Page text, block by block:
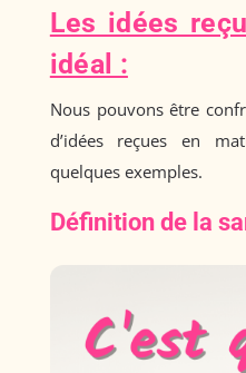
Les idées
idéal :
Nous pouvons être
d’idées reçues en
quelques exemples.
Définition de la